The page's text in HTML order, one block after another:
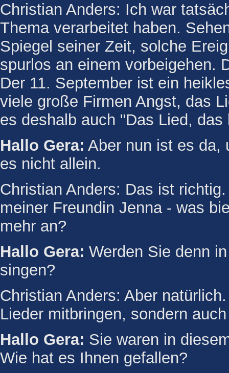
Christian Anders: Ich war
Thema verarbeitet haben.
Spiegel seiner Zeit, solche
spurlos an einem vorbeigehen.
Der 11. September ist ein
viele große Firmen Angst, das
es deshalb auch "Das Lied,
Hallo Gera: Aber nun ist es da,
es nicht allein.
Christian Anders: Das ist
meiner Freundin Jenna - was
mehr an?
Hallo Gera: Werden Sie denn
singen?
Christian Anders: Aber
Lieder mitbringen, sondern
Hallo Gera: Sie waren in
Wie hat es Ihnen gefallen?